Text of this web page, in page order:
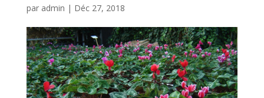
par admin | Déc 27, 2018